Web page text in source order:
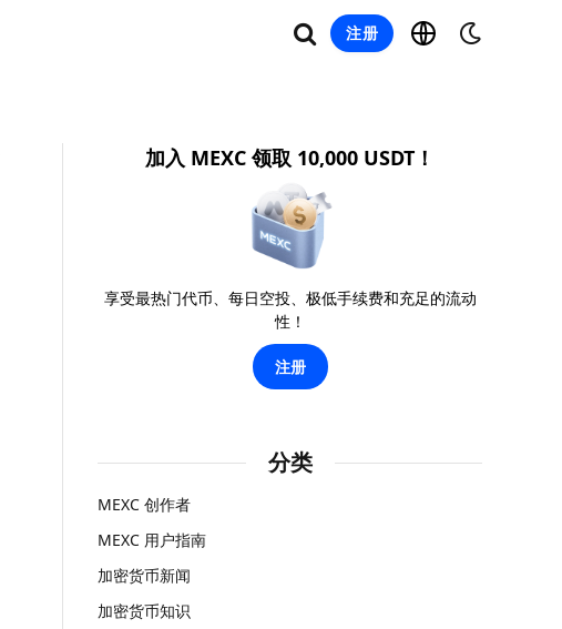
注册
加入 MEXC 领取 10,000 USDT！
享受最热门代币、每日空投、极低手续费和充足的流动
性！
注册
分类
MEXC 创作者
MEXC 用户指南
加密货币新闻
加密货币知识